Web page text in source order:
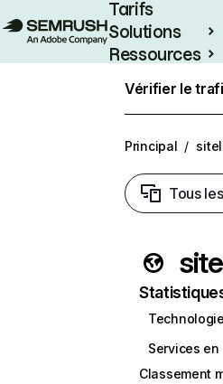
Tarifs
Solutions
Ressources
Vérifier le
Principal /
Tous
Services
Classement